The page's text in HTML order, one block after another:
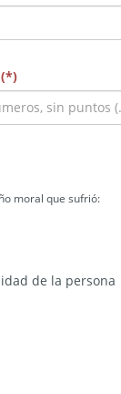
(obligatorio
*obligatorio
)obligatorio
moral que sufrió:
de la persona